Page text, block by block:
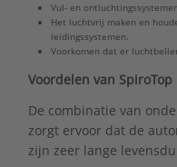
Vul- en
Het luchtvrij maken en
leidingssystemen.
Voorkomen dat er
Voordelen van SpiroTop
De combinatie van
zorgt ervoor dat de
zijn zeer lange